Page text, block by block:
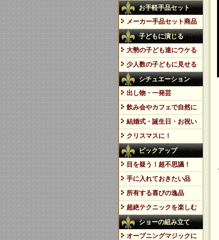
お手軽手品セット
メーカー手品セット商品
子どもに演じる
大勢の子ども達にウケる
少人数の子どもに見せる
シチュエーション
出し物・一発芸
飲み会やカフェで自然に
結婚式・誕生日・お祝い
クリスマスに！
ピックアップ
目を疑う！超不思議！
手に入れておきたい品
所有する喜びの逸品
超絶テクニックを楽しむ
ショーの組み立て
オープニングマジックに